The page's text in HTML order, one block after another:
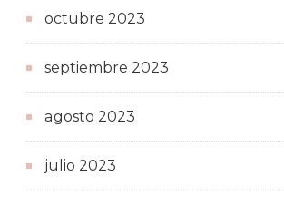
octubre 2023
septiembre 2023
agosto 2023
julio 2023